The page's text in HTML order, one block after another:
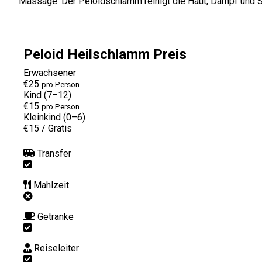
Peloid Heilschlamm Preis
Erwachsener
€25 pro Person
Kind (7–12)
€15 pro Person
Kleinkind (0–6)
€15 / Gratis
Transfer
Mahlzeit
Getränke
Reiseleiter